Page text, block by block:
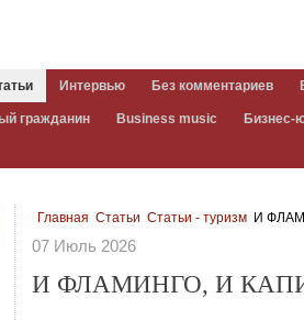
Интервью Без комментариев
гражданин Business music Бизнес-
Главная Статьи Статьи - туризм И
07 Июль 2026
И ФЛАМИНГО, И